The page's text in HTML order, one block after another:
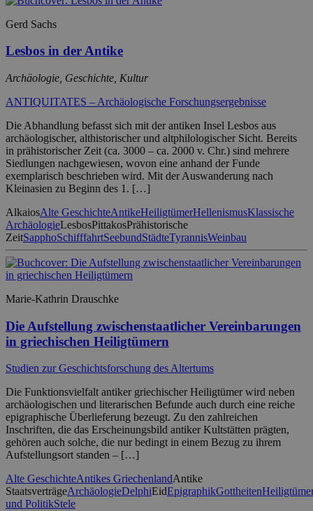
Gerd Sachs
Lesbos in der Antike
Archäologie, Geschichte, Kultur
ANTIQUITATES – Archäologische Forschungsergebnisse
Die Abhandlung befasst sich mit der antiken Insel Lesbos aus
archäologischer, althistorischer und altphilologischer Sicht. Bereits
in prähistorischer Zeit (ca. 3000 – ca. 2000 v. Chr.) sind mehrere
Siedlungen nachgewiesen, wovon eine anhand der Funde
exemplarisch beschrieben wird. Mit der Auswanderung nach
Kleinasien zu Beginn des 1. […]
AlkaiosAlte GeschichteAntikeHeiligtümerHellenismusKlassische
ArchäologieLesbosPittakosPrähistorische
ZeitSapphoSchifffahrtSeebundStädteTyrannisWeinbau
Marie-Kathrin Drauschke
Die Aufstellung zwischenstaatlicher Vereinbarungen
in griechischen Heiligtümern
Studien zur Geschichtsforschung des Altertums
Die Funktionsvielfalt antiker griechischer Heiligtümer wird neben
archäologischen und literarischen Befunde auch durch eine reiche
epigraphische Überlieferung bezeugt. Zu den zahlreichen
Inschriften, die das Erscheinungsbild antiker Kultstätten prägten,
gehören auch solche, die nur bedingt in einem Bezug zu ihrem
Aufstellungsort standen – […]
Alte GeschichteAntikes GriechenlandAntike
StaatsverträgeArchäologieDelphiEidEpigraphikGottheiten
und PolitikStele